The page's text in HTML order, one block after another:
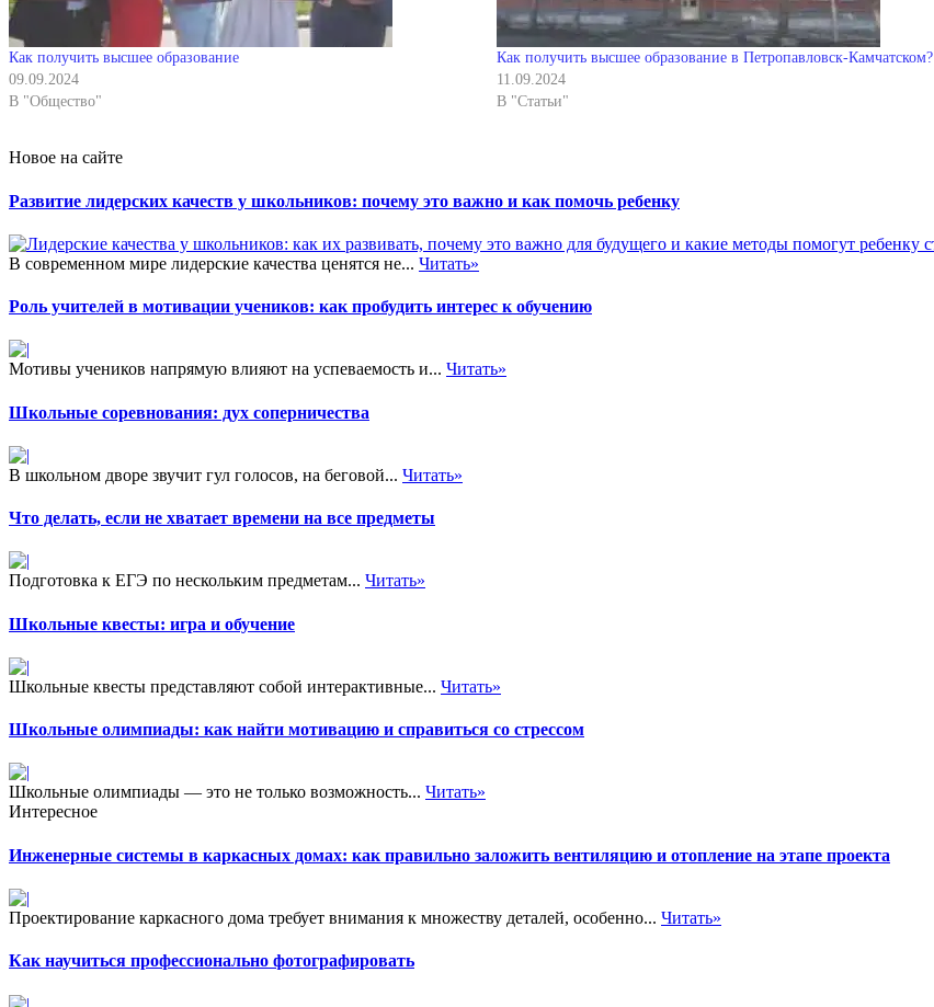
Как получить высшее образование
09.09.2024
В "Общество"
Как получить высшее образование в Петропавловск-Камчатском?
11.09.2024
В "Статьи"
Новое на сайте
Развитие лидерских качеств у школьников: почему это важно и как помочь ребенку
В современном мире лидерские качества ценятся не... Читать»
Роль учителей в мотивации учеников: как пробудить интерес к обучению
Мотивы учеников напрямую влияют на успеваемость и... Читать»
Школьные соревнования: дух соперничества
В школьном дворе звучит гул голосов, на беговой... Читать»
Что делать, если не хватает времени на все предметы
Подготовка к ЕГЭ по нескольким предметам... Читать»
Школьные квесты: игра и обучение
Школьные квесты представляют собой интерактивные... Читать»
Школьные олимпиады: как найти мотивацию и справиться со стрессом
Школьные олимпиады — это не только возможность... Читать»
Интересное
Инженерные системы в каркасных домах: как правильно заложить вентиляцию и отопление на этапе проекта
Проектирование каркасного дома требует внимания к множеству деталей, особенно... Читать»
Как научиться профессионально фотографировать